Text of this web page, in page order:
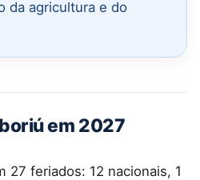
da agricultura e do
em 2027
27 feriados: 12 nacionais, 1